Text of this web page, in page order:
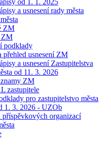
od 1. 1. 2025
a usnesení rady města
ZM
ZM
podklady
přehled usnesení ZM
a usnesení Zastupitelstva
od 11. 3. 2026
ZM
zastupitele
pro zastupitelstvo města
1. 3. 2026 - UZOb
příspěvkových organizací